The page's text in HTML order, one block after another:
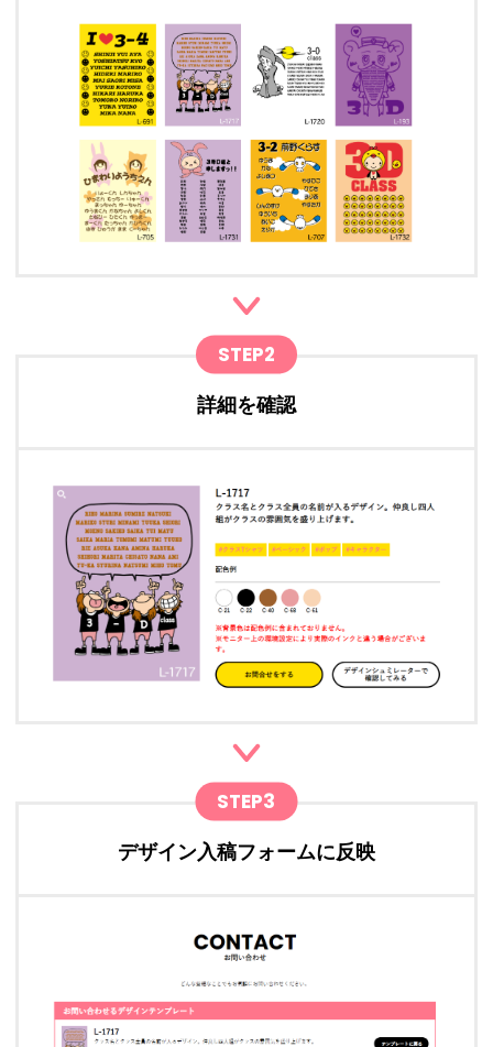
STEP2
詳細を確認
STEP3
デザイン入稿フォームに反映